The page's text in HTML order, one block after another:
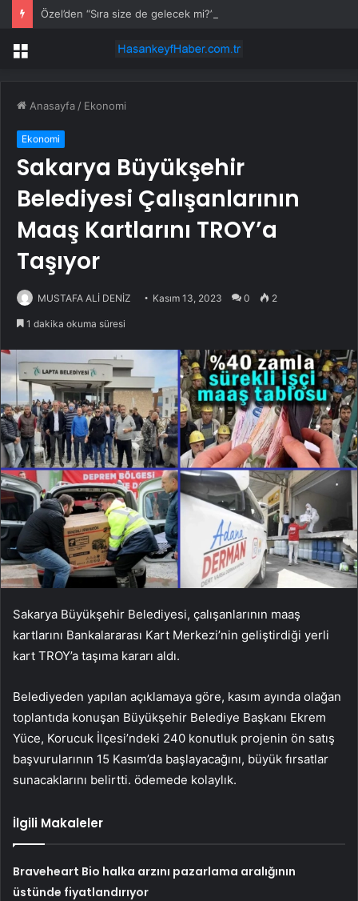
Menü
Anasayfa / Ekonomi
Ekonomi
Sakarya Büyükşehir
Belediyesi Çalışanlarının
Maaş Kartlarını TROY’a
Taşıyor
MUSTAFA ALİ DENİZ Kasım 13, 2023 0 2
1 dakika okuma süresi
Sakarya Büyükşehir Belediyesi, çalışanlarının maaş
kartlarını Bankalararası Kart Merkezi’nin geliştirdiği yerli
kart TROY’a taşıma kararı aldı.
Belediyeden yapılan açıklamaya göre, kasım ayında olağan
toplantıda konuşan Büyükşehir Belediye Başkanı Ekrem
Yüce, Korucuk İlçesi’ndeki 240 konutluk projenin ön satış
başvurularının 15 Kasım’da başlayacağını, büyük fırsatlar
sunacaklarını belirtti. ödemede kolaylık.
İlgili Makaleler
Braveheart Bio halka arzını pazarlama aralığının
üstünde fiyatlandırıyor